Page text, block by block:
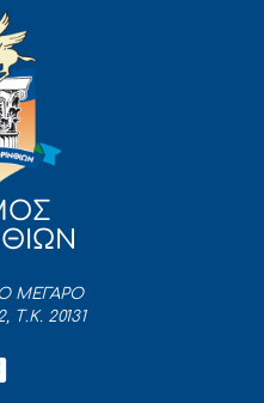
ΜΕΓΑΡΟ
Τ.Κ. 20131